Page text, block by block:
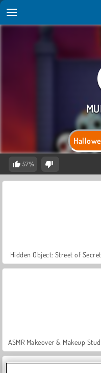
57%
Hidden Object: Street of
ASMR Makeover & Makeup